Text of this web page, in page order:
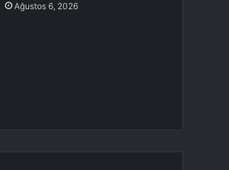
Ağustos 6, 2026